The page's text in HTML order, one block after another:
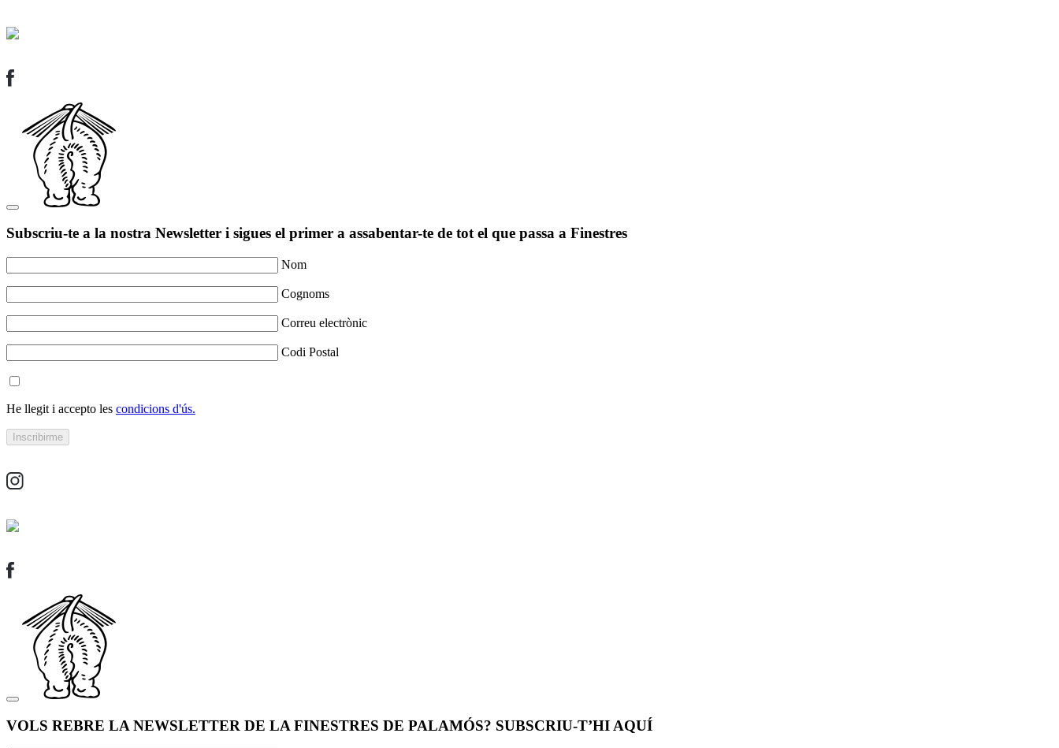
Subscriu-te a la nostra Newsletter i sigues el primer a assabentar-te de tot el que passa a Finestres
Nom
Cognoms
Correu electrònic
Codi Postal
He llegit i accepto les condicions d'ús.
VOLS REBRE LA NEWSLETTER DE LA FINESTRES DE PALAMÓS? SUBSCRIU-T’HI AQUÍ